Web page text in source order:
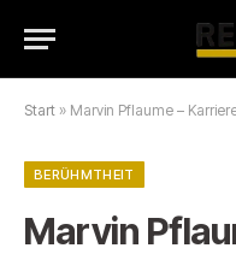
Start » Marvin Pflaume –
BERÜHMTHEIT
Marvin